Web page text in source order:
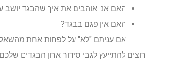
האם אנו אוהבים את איך שהבגד יושב
האם אין פגם בבגד?
אם עניתם "לא" על לפחות אחת